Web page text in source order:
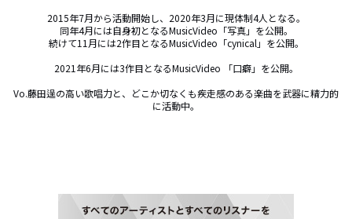
2015年7月から活動開始し、2020年3月に現体制4人となる。
同年4月には自身初となるMusicVideo「写真」を公開。
続けて11月には2作目となるMusicVideo「cynical」を公開。
2021年6月には3作目となるMusicVideo 「口癖」を公開。
Vo.藤田逞の高い歌唱力と、どこか切なくも疾走感のある楽曲を武器に精力的
に活動中。